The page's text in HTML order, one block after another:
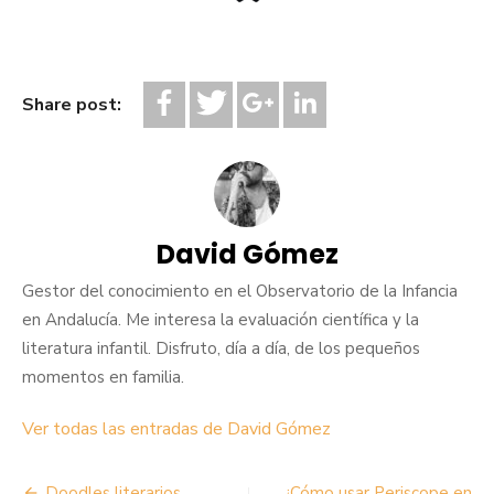
Share post:
David Gómez
Gestor del conocimiento en el Observatorio de la Infancia
en Andalucía. Me interesa la evaluación científica y la
literatura infantil. Disfruto, día a día, de los pequeños
momentos en familia.
Ver todas las entradas de David Gómez